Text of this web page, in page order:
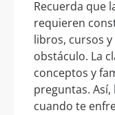
Recuerda que
requieren
libros, cursos
obstáculo. La
conceptos y
preguntas.
cuando te